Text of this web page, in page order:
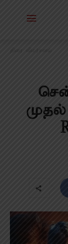
திரை விமர்சனம்